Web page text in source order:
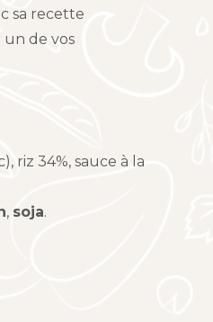
sa recette
de vos
riz 34%, sauce à la
, soja.